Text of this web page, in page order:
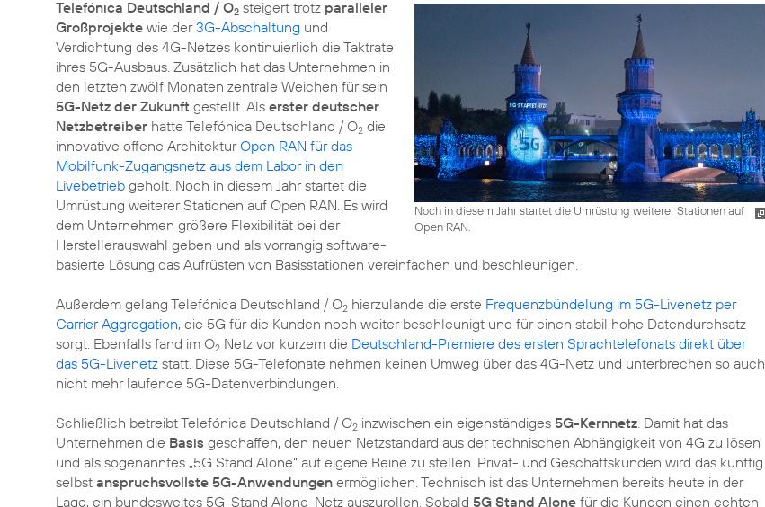
Noch in diesem Jahr startet die Umrüstung weiterer Stationen auf
Open RAN.
Telefónica Deutschland / O2 steigert trotz paralleler
Großprojekte wie der3G-Abschaltung und
Verdichtung des 4G-Netzes kontinuierlich die Taktrate
ihres 5G-Ausbaus. Zusätzlich hat das Unternehmen in
den letzten zwölf Monaten zentrale Weichen für sein
5G-Netz der Zukunft gestellt. Als erster deutscher
Netzbetreiber hatte Telefónica Deutschland / O2 die
innovative offene ArchitekturOpen RAN für das
Mobilfunk-Zugangsnetz aus dem Labor in den
Livebetrieb geholt. Noch in diesem Jahr startet die
Umrüstung weiterer Stationen auf Open RAN. Es wird
dem Unternehmen größere Flexibilität bei der
Herstellerauswahl geben und als vorrangig software-
basierte Lösung das Aufrüsten von Basisstationen vereinfachen und beschleunigen.
Außerdem gelang Telefónica Deutschland / O2 hierzulande die erste Frequenzbündelung im 5G-Livenetz per
Carrier Aggregation, die 5G für die Kunden noch weiter beschleunigt und für einen stabil hohe Datendurchsatz
sorgt. Ebenfalls fand im O2 Netz vor kurzem die Deutschland-Premiere des ersten Sprachtelefonats direkt über
das 5G-Livenetz statt. Diese 5G-Telefonate nehmen keinen Umweg über das 4G-Netz und unterbrechen so auch
nicht mehr laufende 5G-Datenverbindungen.
Schließlich betreibt Telefónica Deutschland / O2 inzwischen ein eigenständiges 5G-Kernnetz. Damit hat das
Unternehmen die Basis geschaffen, den neuen Netzstandard aus der technischen Abhängigkeit von 4G zu lösen
und als sogenanntes „5G Stand Alone“ auf eigene Beine zu stellen. Privat- und Geschäftskunden wird das künftig
selbst anspruchsvollste 5G-Anwendungen ermöglichen. Technisch ist das Unternehmen bereits heute in der
Lage, ein bundesweites 5G-Stand Alone-Netz auszurollen. Sobald 5G Stand Alone für die Kunden einen echten